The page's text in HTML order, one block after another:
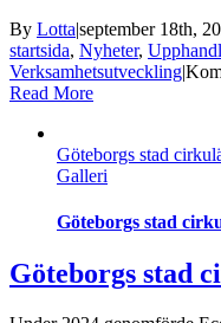
By Lotta|september 18th,
startsida, Nyheter,
Verksamhetsutveckling|
Read More
Göteborgs stad
Galleri
Göteborgs stad
Göteborgs stad